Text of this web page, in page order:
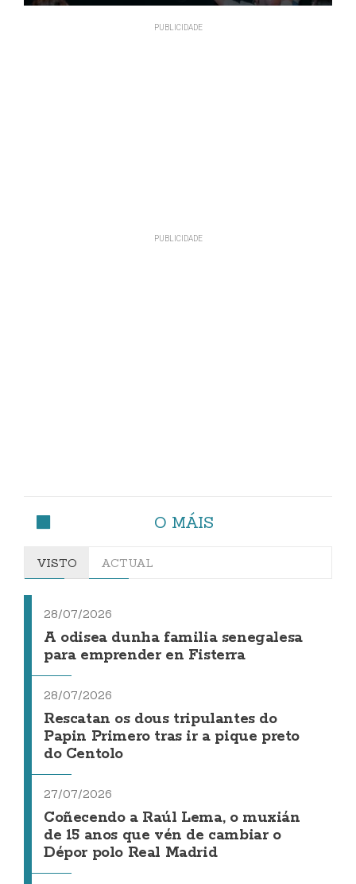
O MÁIS
VISTO ACTUAL
28/07/2026
A odisea dunha familia senegalesa
para emprender en Fisterra
28/07/2026
Rescatan os dous tripulantes do
Papin Primero tras ir a pique preto
do Centolo
27/07/2026
Coñecendo a Raúl Lema, o muxián
de 15 anos que vén de cambiar o
Dépor polo Real Madrid